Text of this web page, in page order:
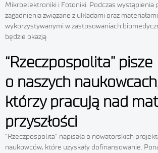
Mikroelektroniki i Fotoniki. Podczas wystąpienia
zagadnienia związane z układami oraz
wykorzystywanymi w zastosowaniach
będzie okazją
“Rzeczpospolita” pisze
o naszych
którzy pracują nad
przyszłości
“Rzeczpospolita” napisała o nowatorskich
naukowców, które uzyskały dofinansowanie.